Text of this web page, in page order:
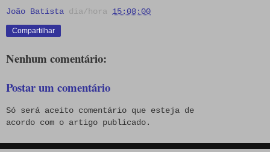
João Batista dia/hora 15:08:00
Compartilhar
Nenhum comentário:
Postar um comentário
Só será aceito comentário que esteja de
acordo com o artigo publicado.